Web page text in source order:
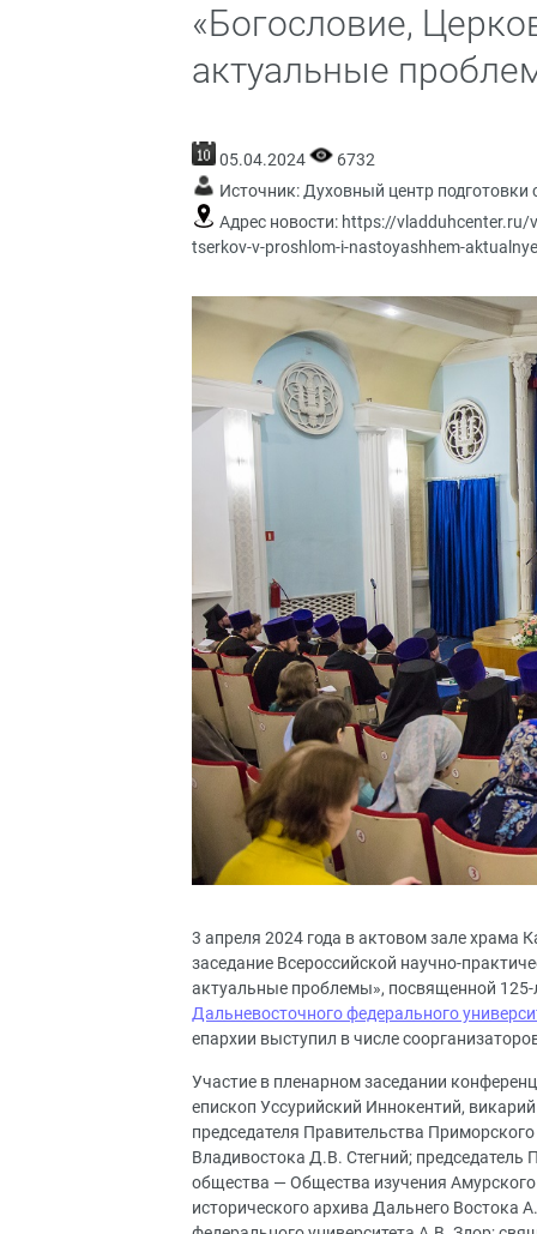
«Богословие,
актуальные
05.04.2024
6732
Источник:Духовный центр подготовки
Адрес новости: https://vladduhcenter.ru/
tserkov-v-proshlom-i-nastoyashhem-
3 апреля 2024 года в актовом зале храма
заседание Всероссийской научно-
актуальные проблемы», посвященной
Дальневосточного федерального
епархии выступил в числе
Участие в пленарном заседании
епископ Уссурийский Иннокентий,
председателя Правительства
Владивостока Д.В. Стегний; председатель
общества — Общества изучения
исторического архива Дальнего Востока